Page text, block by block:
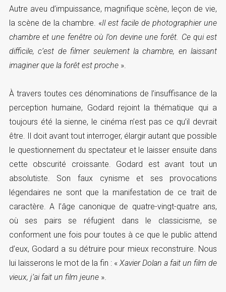
Autre aveu d’impuissance, magnifique scène, leçon de vie,
la scène de la chambre. «Il est facile de photographier une
chambre et une fenêtre où l’on devine une forêt. Ce qui est
difficile, c’est de filmer seulement la chambre, en laissant
imaginer que la forêt est proche ».
À travers toutes ces dénominations de l’insuffisance de la
perception humaine, Godard rejoint la thématique qui a
toujours été la sienne, le cinéma n’est pas ce qu’il devrait
être. Il doit avant tout interroger, élargir autant que possible
le questionnement du spectateur et le laisser ensuite dans
cette obscurité croissante. Godard est avant tout un
absolutiste. Son faux cynisme et ses provocations
légendaires ne sont que la manifestation de ce trait de
caractère. A l’âge canonique de quatre-vingt-quatre ans,
où ses pairs se réfugient dans le classicisme, se
conforment une fois pour toutes à ce que le public attend
d’eux, Godard a su détruire pour mieux reconstruire. Nous
lui laisserons le mot de la fin : «Xavier Dolan a fait un film de
vieux, j’ai fait un film jeune ».